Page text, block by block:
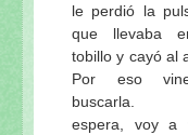
le perdió la
que llevaba
tobillo y cayó al
Por eso
buscarla.
espera, voy a